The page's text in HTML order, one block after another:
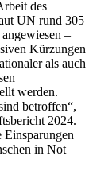
des
UN rund 305
–
Kürzungen
als auch
werden.
betroffen“,
2024.
in Not